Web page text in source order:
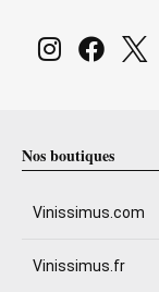
Nos boutiques
Vinissimus.com
Vinissimus.fr